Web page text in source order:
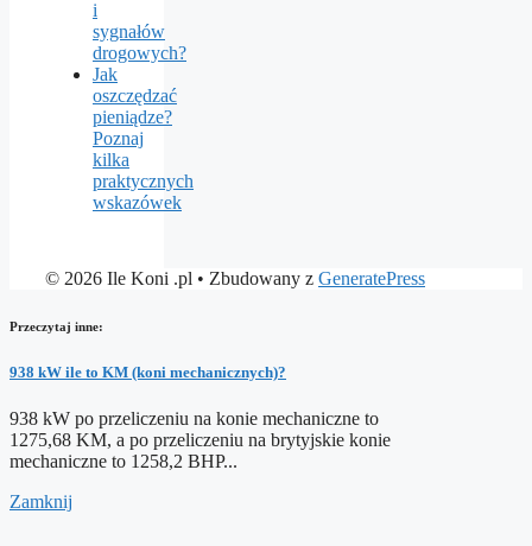
i
sygnałów
drogowych?
Jak
oszczędzać
pieniądze?
Poznaj
kilka
praktycznych
wskazówek
© 2026 Ile Koni .pl • Zbudowany z GeneratePress
Przeczytaj inne:
938 kW ile to KM (koni mechanicznych)?
938 kW po przeliczeniu na konie mechaniczne to
1275,68 KM, a po przeliczeniu na brytyjskie konie
mechaniczne to 1258,2 BHP...
Zamknij